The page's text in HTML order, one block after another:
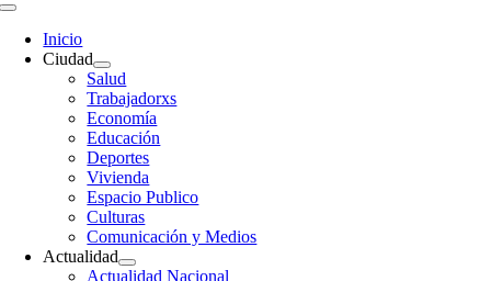
Toggle
Navigation
Inicio
Ciudad
Salud
Trabajadorxs
Economía
Educación
Deportes
Vivienda
Espacio Publico
Culturas
Comunicación y Medios
Actualidad
Actualidad Nacional